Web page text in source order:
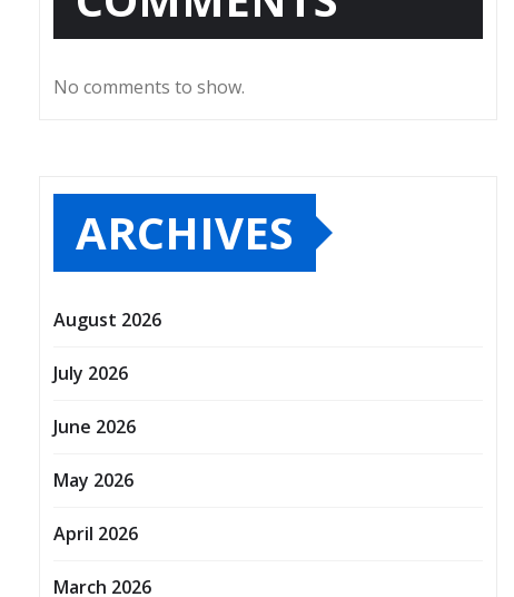
No comments to show.
ARCHIVES
August 2026
July 2026
June 2026
May 2026
April 2026
March 2026